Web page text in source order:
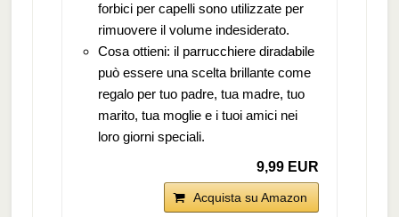
forbici per capelli sono utilizzate per
rimuovere il volume indesiderato.
Cosa ottieni: il parrucchiere diradabile
può essere una scelta brillante come
regalo per tuo padre, tua madre, tuo
marito, tua moglie e i tuoi amici nei
loro giorni speciali.
9,99 EUR
Acquista su Amazon